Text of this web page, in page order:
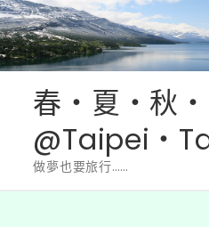
Skip
to
content
春‧夏‧秋‧
做夢也要旅行……